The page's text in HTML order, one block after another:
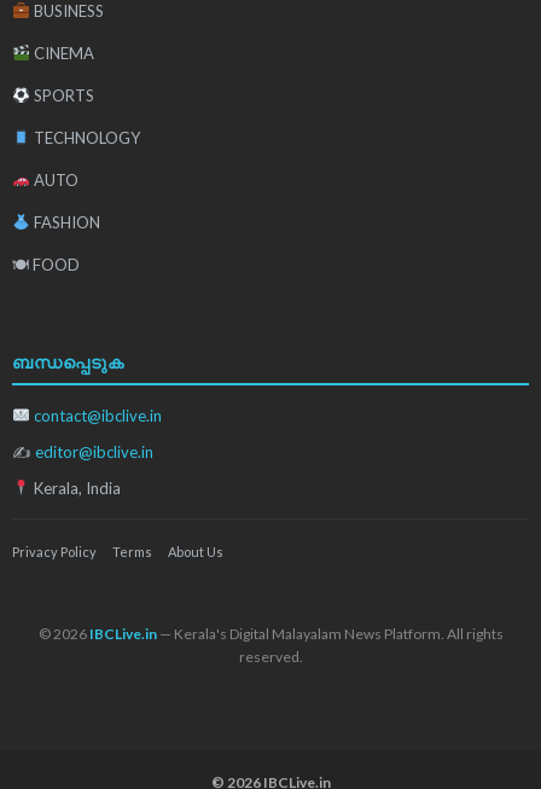
BUSINESS
CINEMA
SPORTS
TECHNOLOGY
AUTO
FASHION
🍽 FOOD
ബന്ധപ്പെടുക
contact@ibclive.in
✍ editor@ibclive.in
Kerala, India
Privacy Policy Terms About Us
© 2026 IBCLive.in— Kerala's Digital Malayalam News Platform. All rights
reserved.
© 2026 IBCLive.in